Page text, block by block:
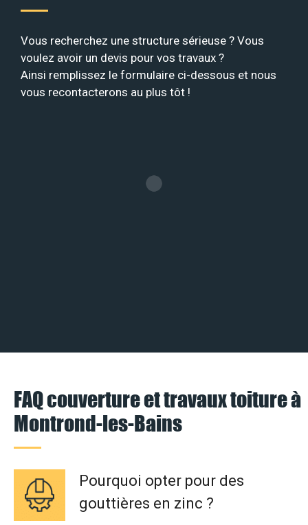
Vous recherchez une structure sérieuse ? Vous
voulez avoir un devis pour vos travaux ?
Ainsi remplissez le formulaire ci-dessous et nous
vous recontacterons au plus tôt !
FAQ couverture et travaux toiture à
Montrond-les-Bains
Pourquoi opter pour des
gouttières en zinc ?